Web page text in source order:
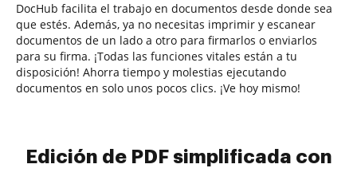
DocHub facilita el trabajo en documentos desde donde sea
que estés. Además, ya no necesitas imprimir y escanear
documentos de un lado a otro para firmarlos o enviarlos
para su firma. ¡Todas las funciones vitales están a tu
disposición! Ahorra tiempo y molestias ejecutando
documentos en solo unos pocos clics. ¡Ve hoy mismo!
Edición de PDF simplificada con